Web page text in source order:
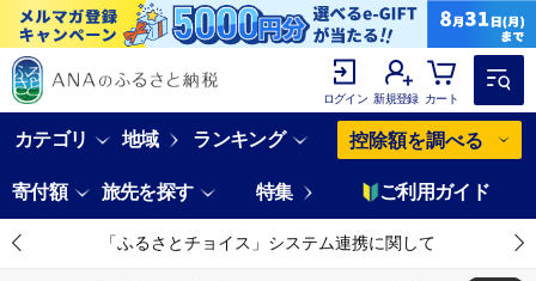
ログイン 新規登録 カート
カテゴリ 地域 ランキング 控除額を調べる
寄付額 旅先を探す 特集 ご利用ガイド
「ふるさとチョイス」システム連携に関して